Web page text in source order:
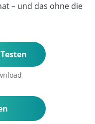
– und das ohne die